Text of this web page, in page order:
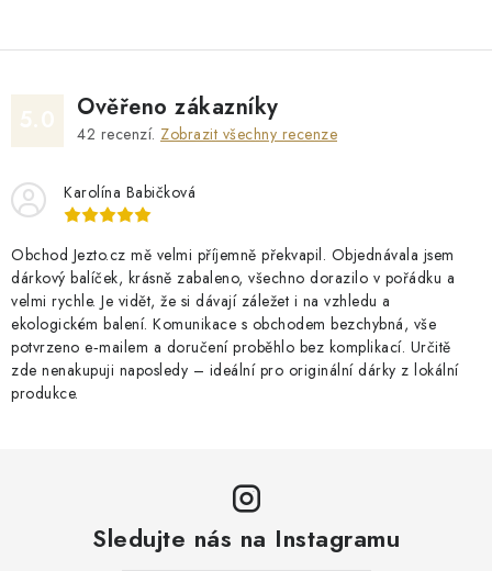
Ověřeno zákazníky
42 recenzí. Zobrazit všechny recenze
Karolína Babičková
Obchod Jezto.cz mě velmi příjemně překvapil. Objednávala jsem
dárkový balíček, krásně zabaleno, všechno dorazilo v pořádku a
velmi rychle. Je vidět, že si dávají záležet i na vzhledu a
ekologickém balení. Komunikace s obchodem bezchybná, vše
potvrzeno e‑mailem a doručení proběhlo bez komplikací. Určitě
zde nenakupuji naposledy – ideální pro originální dárky z lokální
produkce.
Sledujte nás na Instagramu